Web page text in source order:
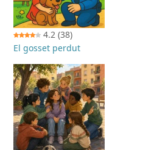
4.2 (38)
El gosset perdut